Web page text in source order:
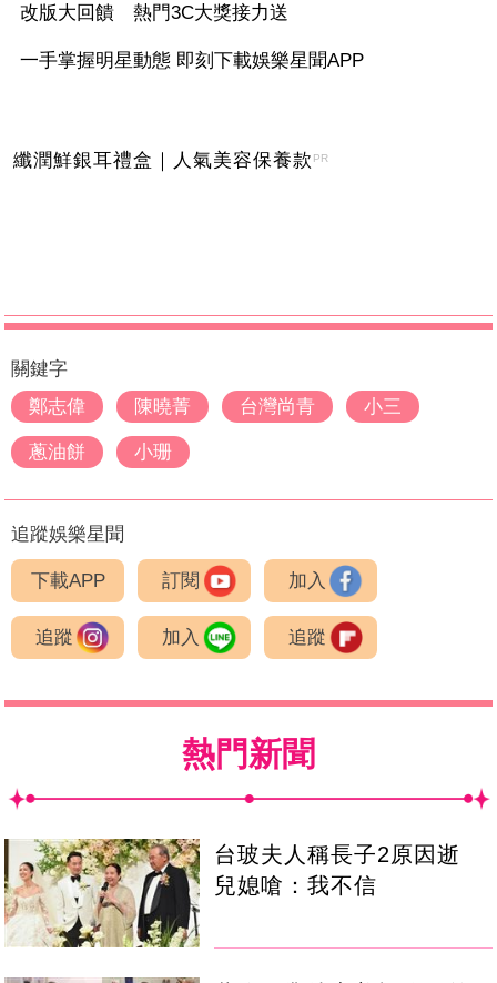
改版大回饋 熱門3C大獎接力送
一手掌握明星動態 即刻下載娛樂星聞APP
纖潤鮮銀耳禮盒｜人氣美容保養款 PR
關鍵字
鄭志偉
陳曉菁 台灣尚青 小三
蔥油餅 小珊
追蹤娛樂星聞
下載APP 訂閱 加入
追蹤 加入 追蹤
熱門新聞
台玻夫人稱長子2原因逝
兒媳嗆：我不信